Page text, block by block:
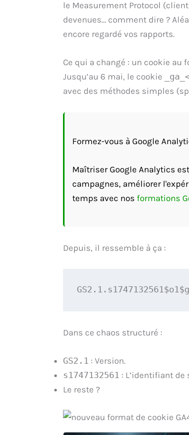
le Measurement Protocol
devenues… comment dire ?
encore regardé vos rapports.
Ce qui a changé : un cookie au
Jusqu’au 6 mai, le cookie
avec des méthodes simples
Formez-vous à Google
Maîtriser Google Analytics
campagnes, améliorer
temps avec nos formations
Depuis, il ressemble à ça :
Dans ce chaos structuré :
GS2.1 : Version.
s1747132561 : L’identifiant de
Le reste ?